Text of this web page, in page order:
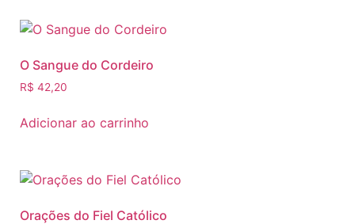
O Sangue do Cordeiro
R$ 42,20
Adicionar ao carrinho
Orações do Fiel Católico